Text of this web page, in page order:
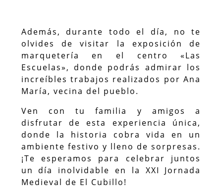
Además, durante todo el día, no te
olvides de visitar la exposición de
marquetería en el centro «Las
Escuelas», donde podrás admirar los
increíbles trabajos realizados por Ana
María, vecina del pueblo.
Ven con tu familia y amigos a
disfrutar de esta experiencia única,
donde la historia cobra vida en un
ambiente festivo y lleno de sorpresas.
¡Te esperamos para celebrar juntos
un día inolvidable en la XXI Jornada
Medieval de El Cubillo!